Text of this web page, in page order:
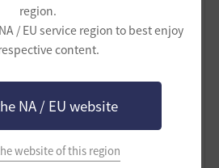
region.
/ EU service region to best enjoy
content.
NA / EU website
website of this region
半永久的にDと移動速度が上昇す
つ秋雷には追加ダメージを狙う出
。余った一枠は好きに入れ替えて